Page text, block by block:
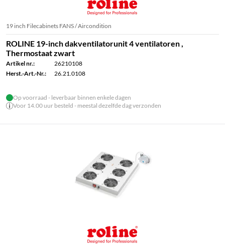
19 inch Filecabinets FANS / Aircondition
ROLINE 19-inch dakventilatorunit 4 ventilatoren ,
Thermostaat zwart
Artikel nr.:
26210108
Herst.-Art.-Nr.:
26.21.0108
Op voorraad - leverbaar binnen enkele dagen
Voor 14.00 uur besteld - meestal dezelfde dag verzonden